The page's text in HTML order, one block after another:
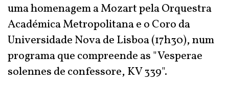
uma homenagem a Mozart pela Orquestra
Académica Metropolitana e o Coro da
Universidade Nova de Lisboa (17h30), num
programa que compreende as "Vesperae
solennes de confessore, KV 339".